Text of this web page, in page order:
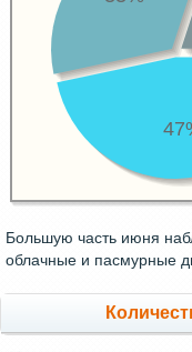
Большую часть июня
облачные и пасмурные